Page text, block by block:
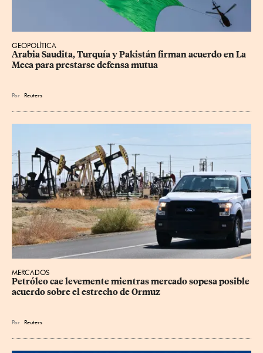
GEOPOLÍTICA
Arabia Saudita, Turquía y Pakistán firman acuerdo en La
Meca para prestarse defensa mutua
Por Reuters
MERCADOS
Petróleo cae levemente mientras mercado sopesa posible
acuerdo sobre el estrecho de Ormuz
Por Reuters